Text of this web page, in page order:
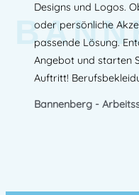
Designs und Logos.
oder persönliche
passende Lösung.
Angebot und starten
Auftritt!
Bannenberg -